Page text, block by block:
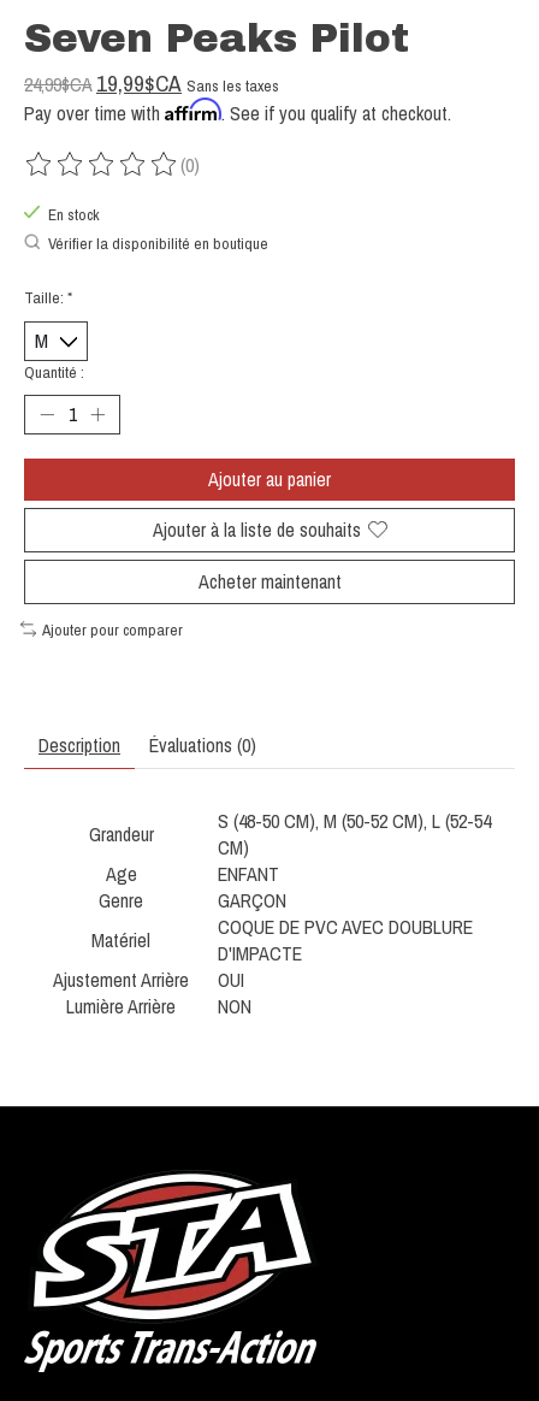
Seven Peaks Pilot
24,99$CA 19,99$CA Sans les taxes
Pay over time with Affirm. See if you qualify at checkout.
Ce produit est évalué à
(0)
En stock
Vérifier la disponibilité en boutique
Taille: *
Quantité :
Ajouter au panier
Ajouter à la liste de souhaits
Acheter maintenant
Ajouter pour comparer
Description Évaluations (0)
Grandeur
S (48-50 CM), M (50-52 CM), L (52-54
CM)
Age
ENFANT
Genre
GARÇON
Matériel
COQUE DE PVC AVEC DOUBLURE
D'IMPACTE
Ajustement Arrière
OUI
Lumière Arrière
NON